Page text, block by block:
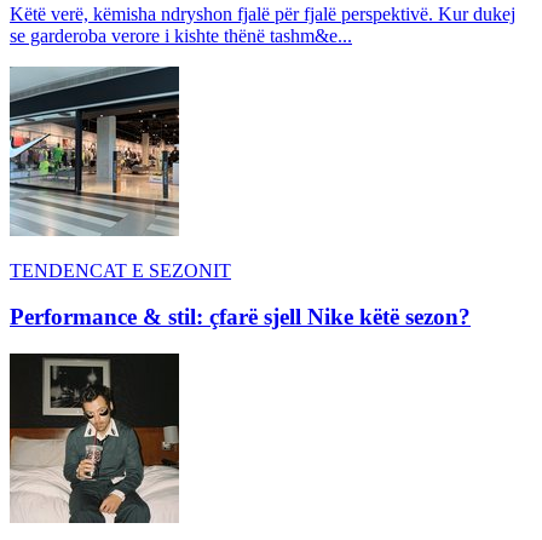
Këtë verë, këmisha ndryshon fjalë për fjalë perspektivë. Kur dukej
se garderoba verore i kishte thënë tashm&e...
TENDENCAT E SEZONIT
Performance & stil: çfarë sjell Nike këtë sezon?